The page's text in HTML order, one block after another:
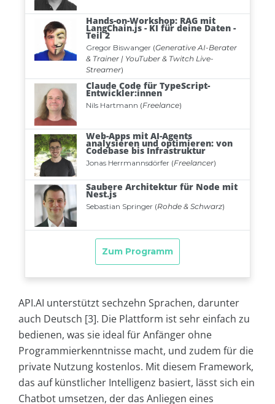
API.AI unterstützt sechzehn Sprachen, darunter
auch Deutsch [3]. Die Plattform ist sehr einfach zu
bedienen, was sie ideal für Anfänger ohne
Programmierkenntnisse macht, und zudem für die
private Nutzung kostenlos. Mit diesem Framework,
das auf künstlicher Intelligenz basiert, lässt sich ein
Chatbot umsetzen, der das Anliegen eines